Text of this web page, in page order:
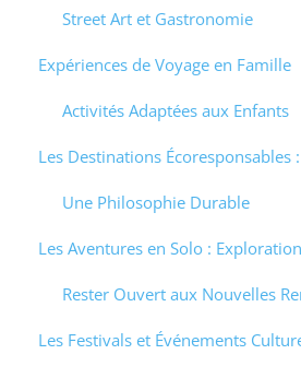
Street Art et Gastronomie
Expériences de Voyage en Famille
Activités Adaptées aux Enfants
Les Destinations Écoresponsables
Une Philosophie Durable
Les Aventures en Solo :
Rester Ouvert aux Nouvelles
Les Festivals et Événements